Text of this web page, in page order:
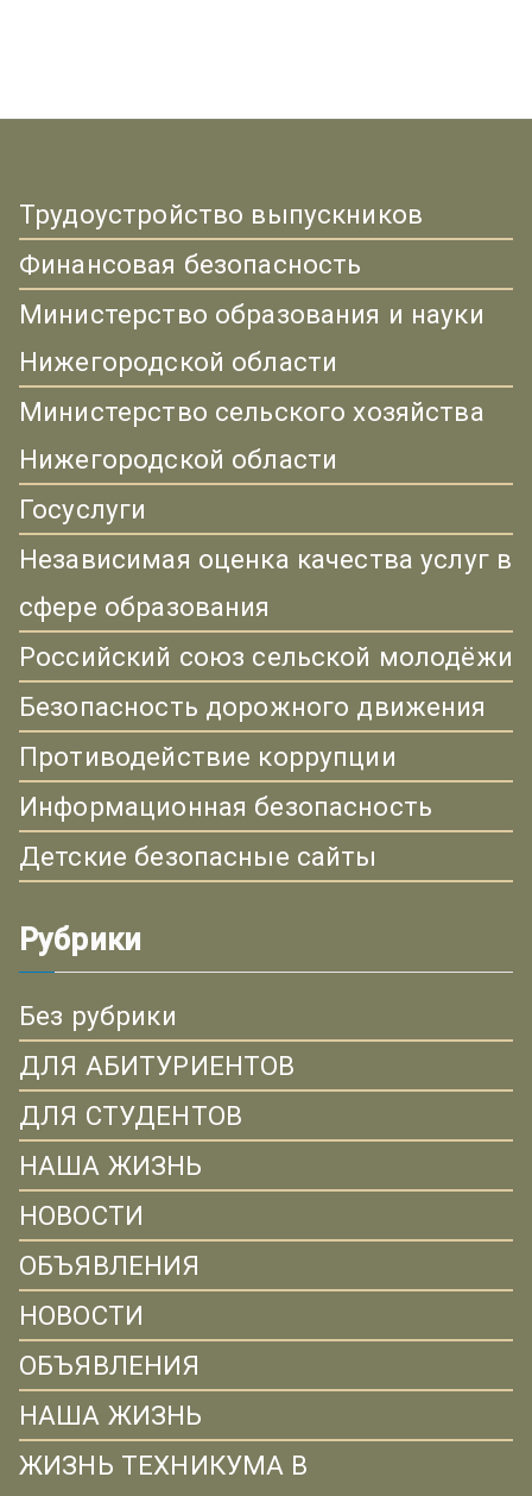
Трудоустройство выпускников
Финансовая безопасность
Министерство образования и науки
Нижегородской области
Министерство сельского хозяйства
Нижегородской области
Госуслуги
Независимая оценка качества услуг в
сфере образования
Российский союз сельской молодёжи
Безопасность дорожного движения
Противодействие коррупции
Информационная безопасность
Детские безопасные сайты
Рубрики
Без рубрики
ДЛЯ АБИТУРИЕНТОВ
ДЛЯ СТУДЕНТОВ
НАША ЖИЗНЬ
НОВОСТИ
ОБЪЯВЛЕНИЯ
НОВОСТИ
ОБЪЯВЛЕНИЯ
НАША ЖИЗНЬ
ЖИЗНЬ ТЕХНИКУМА В